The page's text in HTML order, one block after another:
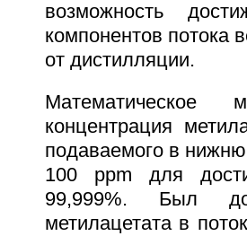
возможность
компонентов потока
от дистилляции.
Математическое
концентрация
подаваемого в
100 ppm для
99,999%. Был
метилацетата в